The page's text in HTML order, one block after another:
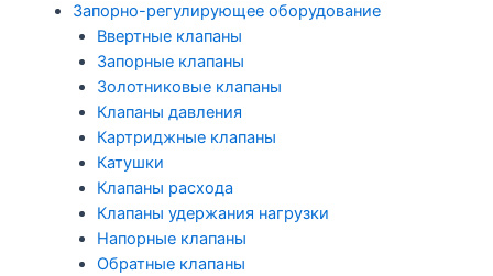
Запорно-регулирующее оборудование
Ввертные клапаны
Запорные клапаны
Золотниковые клапаны
Клапаны давления
Картриджные клапаны
Катушки
Клапаны расхода
Клапаны удержания нагрузки
Напорные клапаны
Обратные клапаны